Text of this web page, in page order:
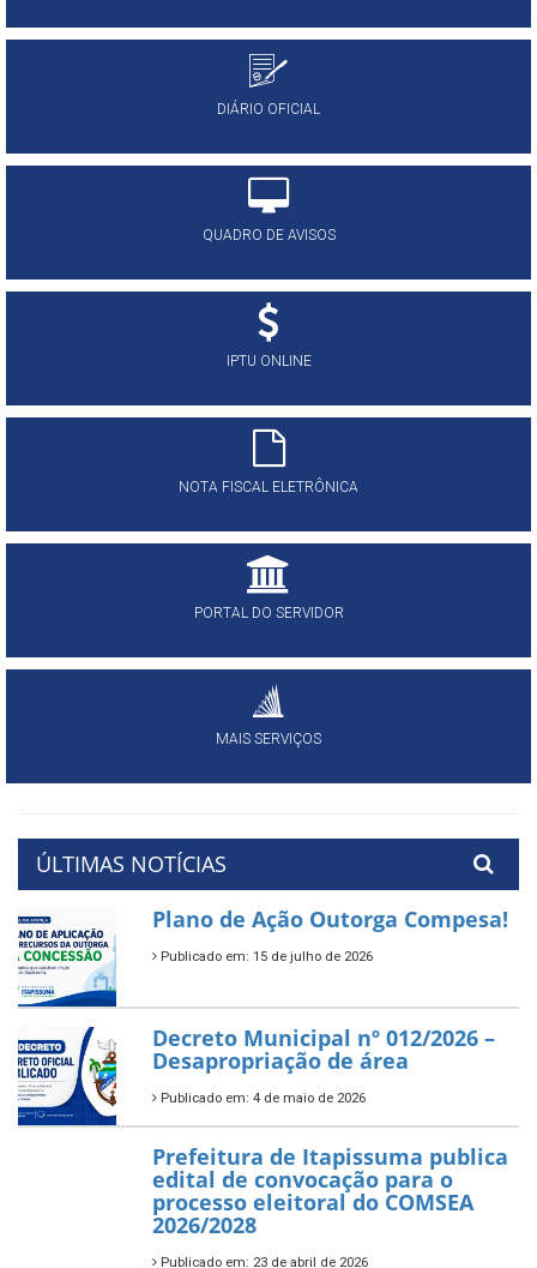
DIÁRIO OFICIAL
QUADRO DE AVISOS
IPTU ONLINE
NOTA FISCAL ELETRÔNICA
PORTAL DO SERVIDOR
MAIS SERVIÇOS
ÚLTIMAS NOTÍCIAS
Plano de Ação Outorga Compesa!
Publicado em: 15 de julho de 2026
Decreto Municipal nº 012/2026 –
Desapropriação de área
Publicado em: 4 de maio de 2026
Prefeitura de Itapissuma publica
edital de convocação para o
processo eleitoral do COMSEA
2026/2028
Publicado em: 23 de abril de 2026